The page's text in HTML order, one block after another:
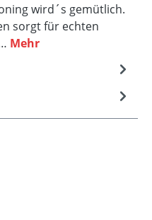
wird´s gemütlich.
sorgt für echten
Mehr